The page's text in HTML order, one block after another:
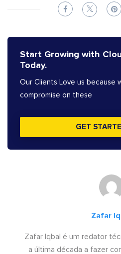
Start Growing with
Today.
Our Clients Love us because
compromise on these
GET
Zafar
Zafar Iqbal é um redator
a última década a fazer